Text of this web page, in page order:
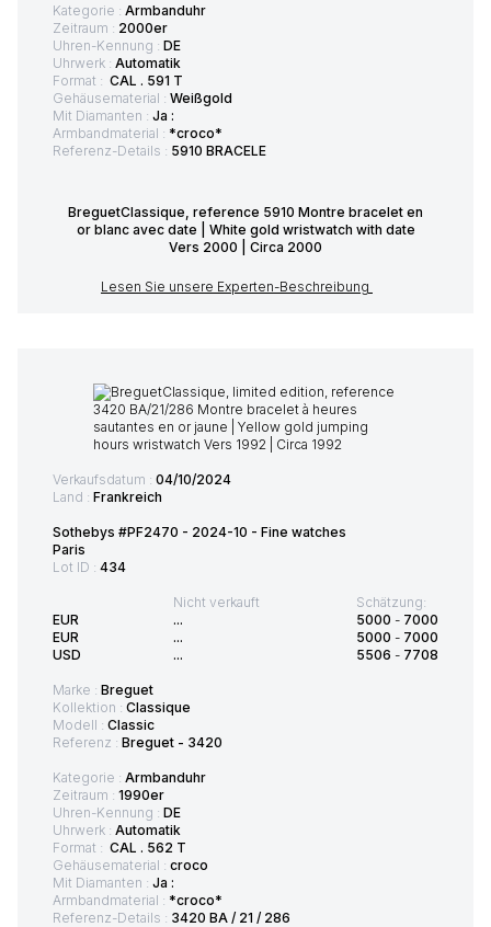
Kategorie : Armbanduhr
Zeitraum : 2000er
Uhren-Kennung : DE
Uhrwerk : Automatik
Format : CAL . 591 T
Gehäusematerial : Weißgold
Mit Diamanten : Ja :
Armbandmaterial : *croco*
Referenz-Details : 5910 BRACELE
BreguetClassique, reference 5910 Montre bracelet en
or blanc avec date | White gold wristwatch with date
Vers 2000 | Circa 2000
Lesen Sie unsere Experten-Beschreibung
Verkaufsdatum : 04/10/2024
Land : Frankreich
Sothebys #PF2470 - 2024-10 - Fine watches
Paris
Lot ID : 434
EUR
EUR
USD
Nicht verkauft
...
...
...
Schätzung:
5000 - 7000
5000 - 7000
5506 - 7708
Marke : Breguet
Kollektion : Classique
Modell : Classic
Referenz : Breguet - 3420
Kategorie : Armbanduhr
Zeitraum : 1990er
Uhren-Kennung : DE
Uhrwerk : Automatik
Format : CAL . 562 T
Gehäusematerial : croco
Mit Diamanten : Ja :
Armbandmaterial : *croco*
Referenz-Details : 3420 BA / 21 / 286